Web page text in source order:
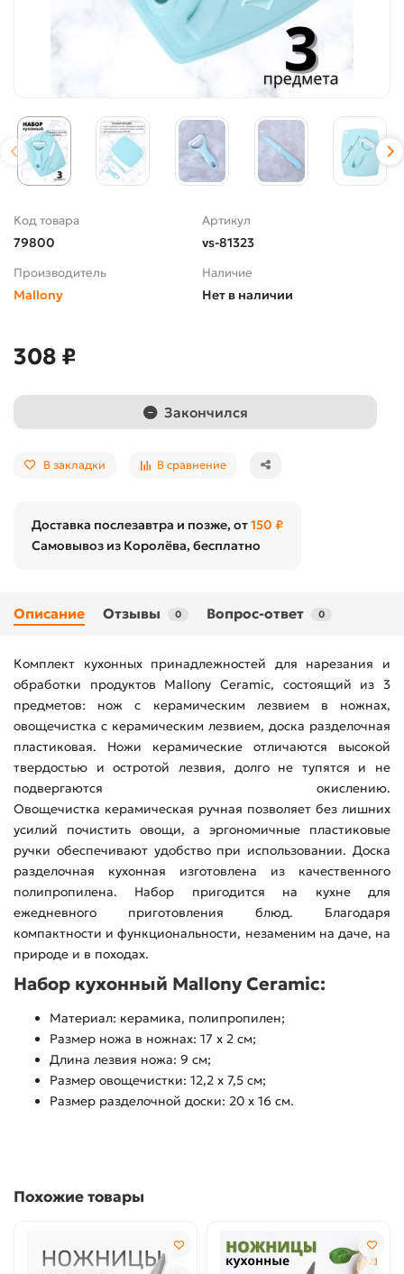
Код товара
79800
Артикул
vs-81323
Производитель
Mallony
Наличие
Нет в наличии
308 ₽
Закончился
В закладки В сравнение
Доставка послезавтра и позже, от150 ₽
Самовывоз из Королёва, бесплатно
Описание Отзывы 0 Вопрос-ответ 0
Комплект кухонных принадлежностей для нарезания и
обработки продуктов Mallony Ceramic, состоящий из 3
предметов: нож с керамическим лезвием в ножнах,
овощечистка с керамическим лезвием, доска разделочная
пластиковая. Ножи керамические отличаются высокой
твердостью и остротой лезвия, долго не тупятся и не
подвергаются окислению.
Овощечистка керамическая ручная позволяет без лишних
усилий почистить овощи, а эргономичные пластиковые
ручки обеспечивают удобство при использовании. Доска
разделочная кухонная изготовлена из качественного
полипропилена. Набор пригодится на кухне для
ежедневного приготовления блюд. Благодаря
компактности и функциональности, незаменим на даче, на
природе и в походах.
Набор кухонный Mallony Ceramic:
Материал: керамика, полипропилен;
Размер ножа в ножнах: 17 x 2 см;
Длина лезвия ножа: 9 см;
Размер овощечистки: 12,2 x 7,5 см;
Размер разделочной доски: 20 x 16 см.
Похожие товары